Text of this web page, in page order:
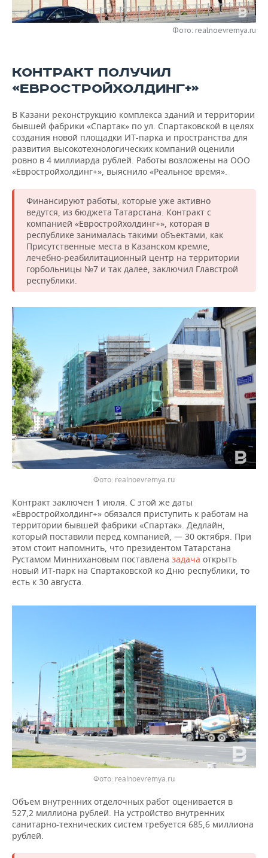
НЕФТЕХИМИЯ
ЭНЕРГЕТИКА
РОЗНИЧНАЯ ТОРГОВЛЯ
УСЛУГИ
НОВОСТИ ТЕХНОЛОГИЙ
МЕДИА
МЕРОПРИЯТИЯ
ВЫЕЗДНАЯ РЕДАКЦИЯ
ONLINE-КОНФЕРЕНЦИИ
ОТКРЫТАЯ ЛЕКЦИЯ
НОВОСТИ СПОРТА
ХОККЕЙ
БАСКЕТБОЛ
ВОЛЕЙБОЛ
КИБЕРСПОРТ
ФИГУРНОЕ КАТАНИЕ
ВОДНЫЕ ВИДЫ СПОРТА
ОБЩЕСТВО
ВЛАСТЬ
ИНФРАСТРУКТУРА
ИСТОРИЯ
КУЛЬТУРА
МЕДИЦИНА
ОБРАЗОВАНИЕ
СЮЖЕТЫ
СПРАВОЧНИК
СПИСОК ПЕРСОН
СПИСОК КОМПАНИЙ
ПОЛНАЯ ВЕРСИЯ
Фото: realnoevremya.ru
КОНТРАКТ ПОЛУЧИЛ
«ЕВРОСТРОЙХОЛДИНГ+»
В Казани реконструкцию комплекса зданий и территории
бывшей фабрики «Спартак» по ул. Спартаковской в целях
создания новой площадки ИТ-парка и пространства для
развития высокотехнологических компаний оценили
ровно в 4 миллиарда рублей. Работы возложены на ООО
«Евростройхолдинг+», выяснило «Реальное время».
Финансируют работы, которые уже активно
ведутся, из бюджета Татарстана. Контракт с
компанией «Евростройхолдинг+», которая в
республике занималась такими объектами, как
Присутственные места в Казанском кремле,
лечебно-реабилитационный центр на территории
горбольницы №7 и так далее, заключил Главстрой
республики.
Фото: realnoevremya.ru
Контракт заключен 1 июля. С этой же даты
«Евростройхолдинг+» обязался приступить к работам на
территории бывшей фабрики «Спартак». Дедлайн,
который поставили перед компанией, — 30 октября. При
этом стоит напомнить, что президентом Татарстана
Рустамом Миннихановым поставлена задача открыть
новый ИТ-парк на Спартаковской ко Дню республики, то
есть к 30 августа.
Фото: realnoevremya.ru
Объем внутренних отделочных работ оценивается в
527,2 миллиона рублей. На устройство внутренних
санитарно-технических систем требуется 685,6 миллиона
рублей.